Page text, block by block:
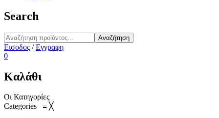
Search
Αναζήτηση
Εισοδος /Εγγραφη
0
Καλάθι
Οι Κατηγορίες
Categories ≡ ╳